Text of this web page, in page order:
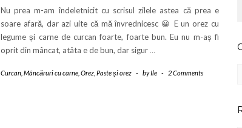
Nu prea m-am îndeletnicit cu scrisul zilele astea că prea e
soare afară, dar azi uite că mă învrednicesc 😀 E un orez cu
legume și carne de curcan foarte, foarte bun. Eu nu m-aș fi
oprit din mâncat, atâta e de bun, dar sigur …
Curcan Mâncăruri cu carne Orez Paste și orez - byIle - 2 Comments